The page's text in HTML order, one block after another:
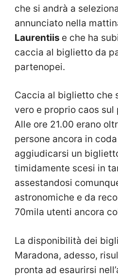
che si andrà a
annunciato nella
Laurentiis e che ha
caccia al biglietto da
partenopei.
Caccia al biglietto che
vero e proprio caos sul
Alle ore 21.00 erano
persone ancora in
aggiudicarsi un
timidamente scesi in
assestandosi
astronomiche e da
70mila utenti ancora
La disponibilità dei
Maradona, adesso,
pronta ad esaurirsi